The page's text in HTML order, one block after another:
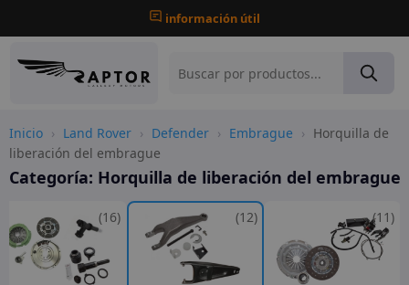
información útil
Inicio › Land Rover › Defender › Embrague › Horquilla de
liberación del embrague
Categoría: Horquilla de liberación del embrague
(16) (12) (11)